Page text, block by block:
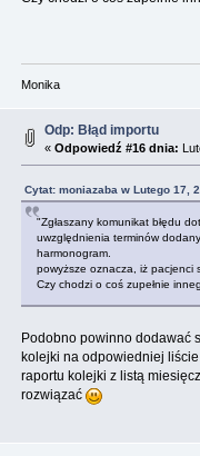
Monika
Odp: Błąd importu
«Odpowiedź #16 dnia:
Cytat: moniazaba w Lutego 17,
"Zgłaszany komunikat błędu
uwzględnienia terminów
harmonogram.
powyższe oznacza, iż pacjenci
Czy chodzi o coś zupełnie
Podobno powinno dodawać
kolejki na odpowiedniej
raportu kolejki z listą
rozwiązać